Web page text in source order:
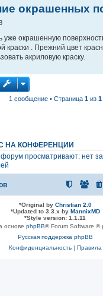
окрашенных
уже окрашенную
краски . Прежний цвет
акриловую краску.
1 сообщение • Страница 1из 1
НА КОНФЕРЕНЦИИ
просматривают: нет
*Original by Christian 2.0
*Updated to 3.3.x by MannixMD
*Style version: 1.1.11
основе phpBB® Forum Software ©
Русская поддержка phpBB
Конфиденциальность| Правила